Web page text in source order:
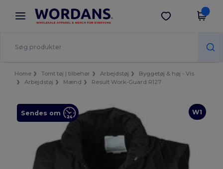
× Wordans-app
Bedre priser i appen!
Hent app
Home Tomt tøj | tilbehør Arbejdstøj
Byggetøj & høj - Vis
Arbejdstøj
Mænd Result Work-Guard R127
W1
Sendes om